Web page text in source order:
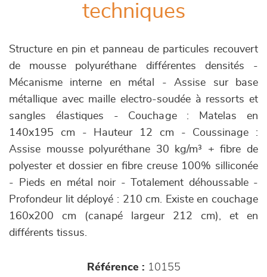
techniques
Structure en pin et panneau de particules recouvert
de mousse polyuréthane différentes densités -
Mécanisme interne en métal - Assise sur base
métallique avec maille electro-soudée à ressorts et
sangles élastiques - Couchage : Matelas en
140x195 cm - Hauteur 12 cm - Coussinage :
Assise mousse polyuréthane 30 kg/m³ + fibre de
polyester et dossier en fibre creuse 100% silliconée
- Pieds en métal noir - Totalement déhoussable -
Profondeur lit déployé : 210 cm. Existe en couchage
160x200 cm (canapé largeur 212 cm), et en
différents tissus.
Référence : 10155